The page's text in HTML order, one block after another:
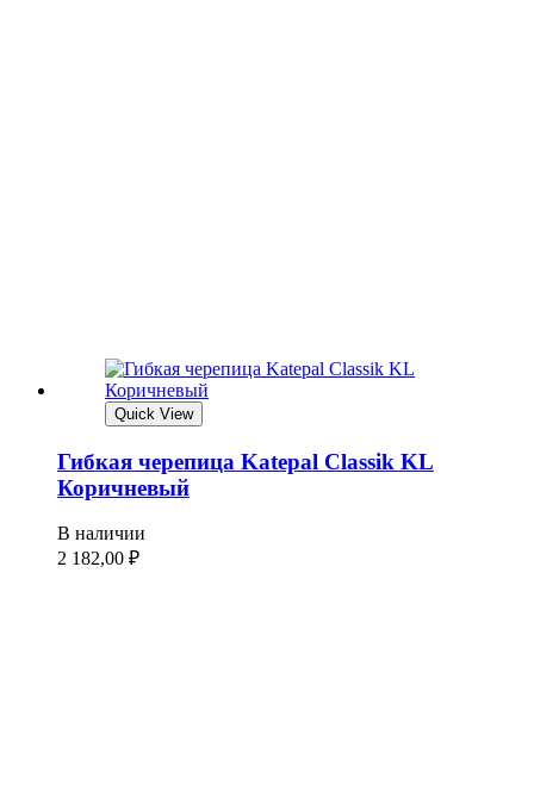
Quick View
Гибкая черепица Katepal Classik KL
Коричневый
В наличии
2 182,00 ₽